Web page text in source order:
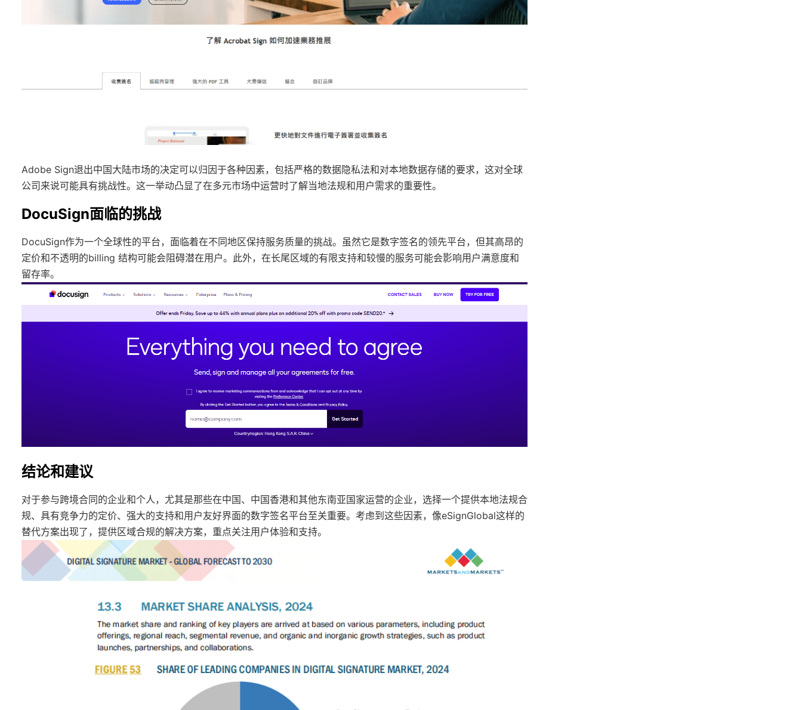
Adobe Sign退出中国大陆市场的决定可以归因于各种因素，包括严格的数据隐私法和对本地数据存储的要求，这对全球
公司来说可能具有挑战性。这一举动凸显了在多元市场中运营时了解当地法规和用户需求的重要性。
DocuSign面临的挑战
DocuSign作为一个全球性的平台，面临着在不同地区保持服务质量的挑战。虽然它是数字签名的领先平台，但其高昂的
定价和不透明的billing 结构可能会阻碍潜在用户。此外，在长尾区域的有限支持和较慢的服务可能会影响用户满意度和
留存率。
结论和建议
对于参与跨境合同的企业和个人，尤其是那些在中国、中国香港和其他东南亚国家运营的企业，选择一个提供本地法规合
规、具有竞争力的定价、强大的支持和用户友好界面的数字签名平台至关重要。考虑到这些因素，像eSignGlobal这样的
替代方案出现了，提供区域合规的解决方案，重点关注用户体验和支持。